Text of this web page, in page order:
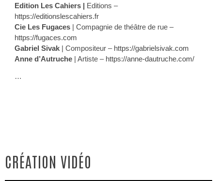
Edition Les Cahiers | Editions –
https://editionslescahiers.fr
Cie Les Fugaces | Compagnie de théâtre de rue –
https://fugaces.com
Gabriel Sivak | Compositeur – https://gabrielsivak.com
Anne d’Autruche | Artiste – https://anne-dautruche.com/
…
CRÉATION VIDÉO